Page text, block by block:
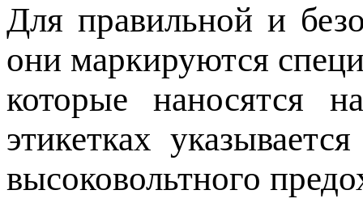
Для правильной и
они маркируются
которые наносятся
этикетках
высоковольтного